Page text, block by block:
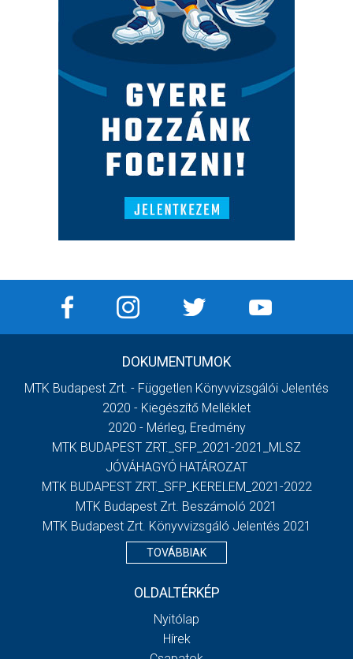
DOKUMENTUMOK
MTK Budapest Zrt. - Független Könyvvizsgálói Jelentés
2020 - Kiegészítő Melléklet
2020 - Mérleg, Eredmény
MTK BUDAPEST ZRT._SFP_2021-2021_MLSZ
JÓVÁHAGYÓ HATÁROZAT
MTK BUDAPEST ZRT._SFP_KERELEM_2021-2022
MTK Budapest Zrt. Beszámoló 2021
MTK Budapest Zrt. Könyvvizsgáló Jelentés 2021
TOVÁBBIAK
OLDALTÉRKÉP
Nyitólap
Hírek